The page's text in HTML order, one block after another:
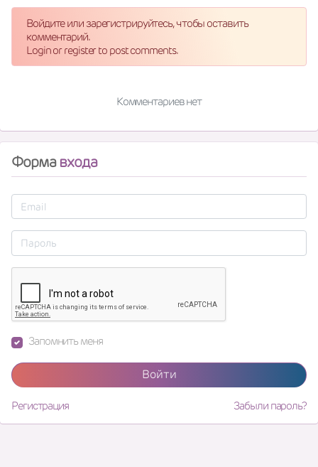
Войдите или зарегистрируйтесь, чтобы оставить
комментарий.
Login or register to post comments.
Комментариев нет
Формавхода
Запомнить меня
Войти
Регистрация Забыли пароль?